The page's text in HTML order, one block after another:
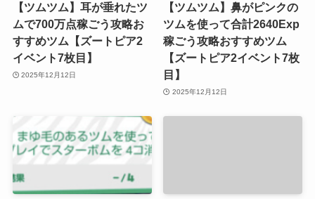
【ツムツム】耳が垂れたツ
ムで700万点稼ごう攻略お
すすめツム【ズートピア2
イベント7枚目】
2025年12月12日
【ツムツム】鼻がピンクの
ツムを使って合計2640Exp
稼ごう攻略おすすめツム
【ズートピア2イベント7枚
目】
2025年12月12日